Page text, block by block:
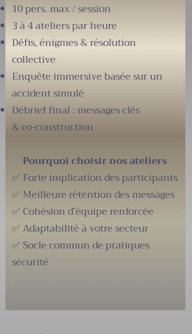
10 pers. max / session
3 à 4 ateliers par heure
Défis, énigmes & résolution
collective
Enquête immersive basée sur un
accident simulé
Débrief final : messages clés
& co-construction​
Pourquoi choisir nos ateliers
✅ Forte implication des participants
✅ Meilleure rétention des messages
✅ Cohésion d’équipe renforcée
✅ Adaptabilité à votre secteur
✅ Socle commun de pratiques
sécurité​